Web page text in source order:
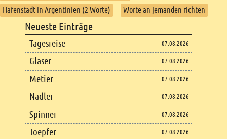
Hafenstadt in Argentinien (2 Worte)
Worte an jemanden richten
Footer content
Neueste Einträge
Tagesreise 07.08.2026
Glaser 07.08.2026
Metier 07.08.2026
Nadler 07.08.2026
Spinner 07.08.2026
Toepfer 07.08.2026